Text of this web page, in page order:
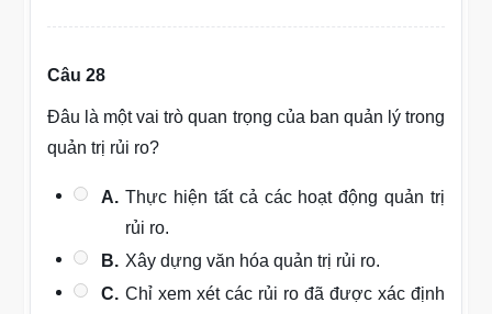
Câu 28
Đâu là một vai trò quan trọng của ban quản lý trong
quản trị rủi ro?
A. Thực hiện tất cả các hoạt động quản trị
rủi ro.
B. Xây dựng văn hóa quản trị rủi ro.
C. Chỉ xem xét các rủi ro đã được xác định